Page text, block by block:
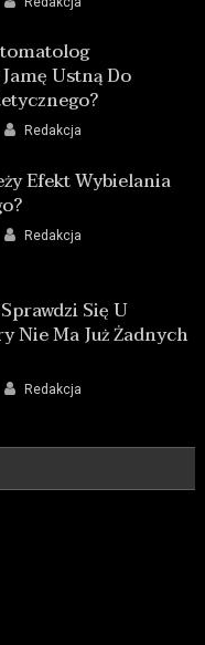
Ustną Do
Redakcja
Efekt Wybielania
Redakcja
Się U
Nie Ma Już Żadnych
Redakcja